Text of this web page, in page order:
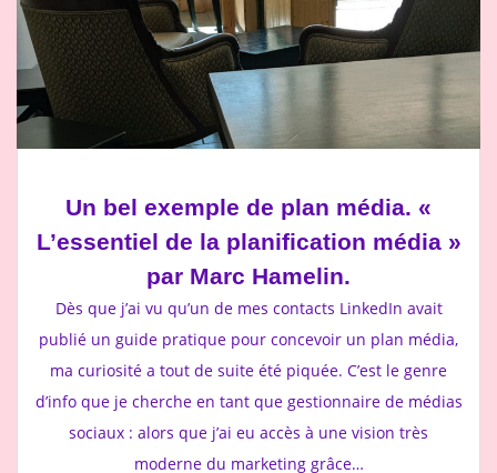
Un bel exemple de plan média. «
L’essentiel de la planification média »
par Marc Hamelin.
Dès que j’ai vu qu’un de mes contacts LinkedIn avait
publié un guide pratique pour concevoir un plan média,
ma curiosité a tout de suite été piquée. C’est le genre
d’info que je cherche en tant que gestionnaire de médias
sociaux : alors que j’ai eu accès à une vision très
moderne du marketing grâce…